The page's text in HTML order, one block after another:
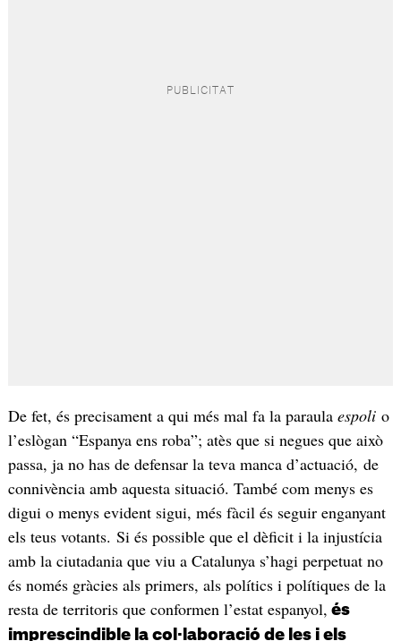
De fet, és precisament a qui més mal fa la paraula espolio
l’eslògan “Espanya ens roba”; atès que si negues que això
passa, ja no has de defensar la teva manca d’actuació, de
connivència amb aquesta situació. També com menys es
digui o menys evident sigui, més fàcil és seguir enganyant
els teus votants. Si és possible que el dèficit i la injustícia
amb la ciutadania que viu a Catalunya s’hagi perpetuat no
és només gràcies als primers, als polítics i polítiques de la
resta de territoris que conformen l’estat espanyol, és
imprescindible la col·laboració de les i els